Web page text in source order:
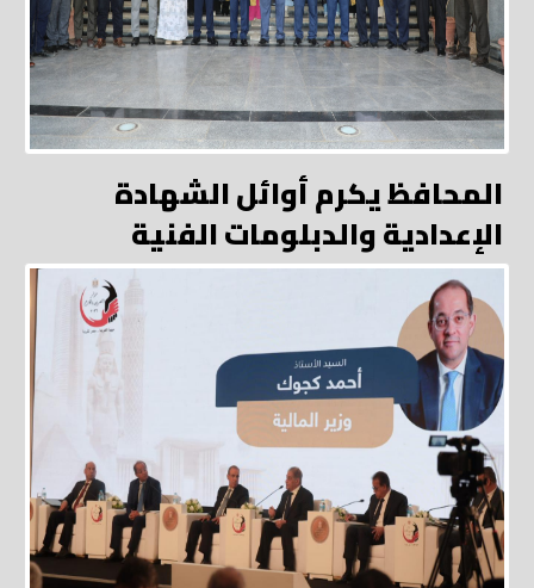
المحافظ يكرم أوائل الشهادة
الإعدادية والدبلومات الفنية